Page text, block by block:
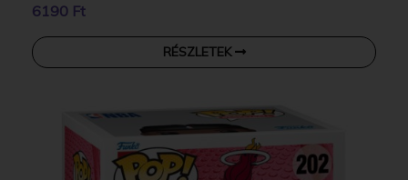
6190 Ft
RÉSZLETEK